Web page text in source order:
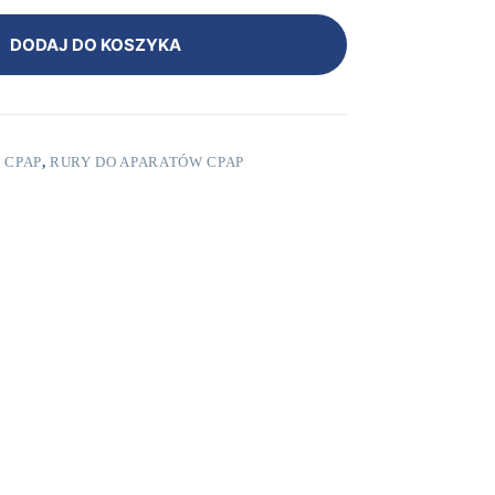
DODAJ DO KOSZYKA
,RURY DO APARATÓW CPAP